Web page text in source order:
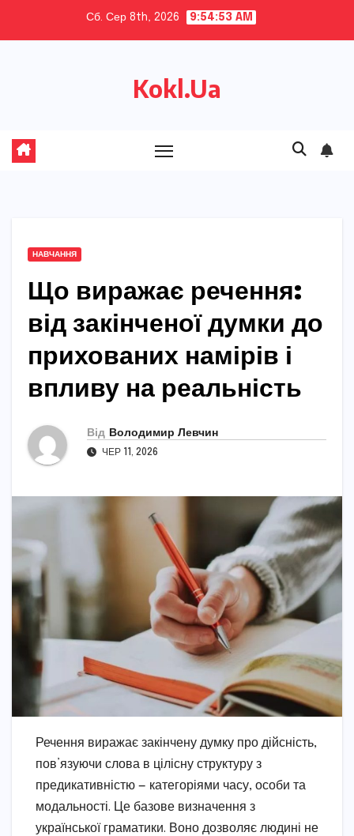
Сб. Сер 8th, 2026 9:54:54 AM
Kokl.Ua
НАВЧАННЯ
Що виражає речення:
від закінченої думки до
прихованих намірів і
впливу на реальність
Від Володимир Левчин
ЧЕР 11, 2026
Речення виражає закінчену думку про дійсність,
пов’язуючи слова в цілісну структуру з
предикативністю — категоріями часу, особи та
модальності. Це базове визначення з
української граматики. Воно дозволяє людині не